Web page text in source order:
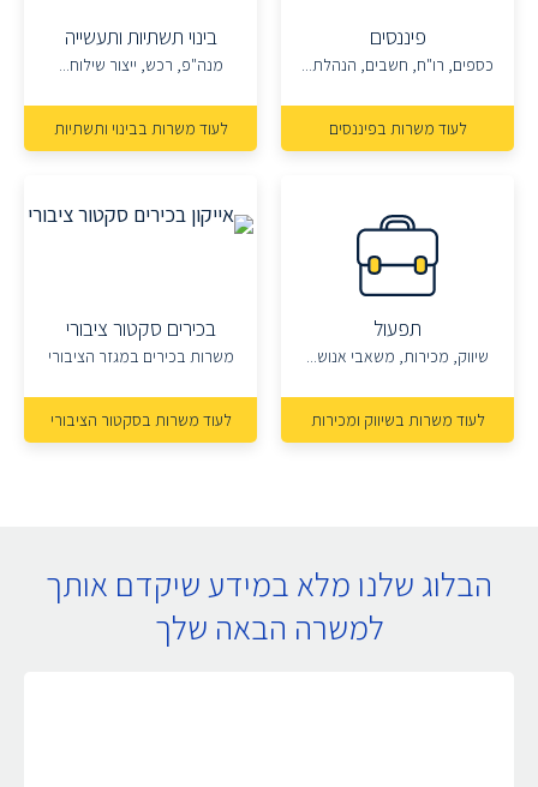
פיננסים
כספים, רו"ח, חשבים, הנהלת...
לעוד משרות בפיננסים
בינוי תשתיות ותעשייה
מנה"פ, רכש, ייצור שילוח...
לעוד משרות בבינוי ותשתיות
תפעול
שיווק, מכירות, משאבי אנוש...
לעוד משרות בשיווק ומכירות
בכירים סקטור ציבורי
משרות בכירים במגזר הציבורי
לעוד משרות בסקטור הציבורי
הבלוג שלנו מלא במידע שיקדם אותך
למשרה הבאה שלך